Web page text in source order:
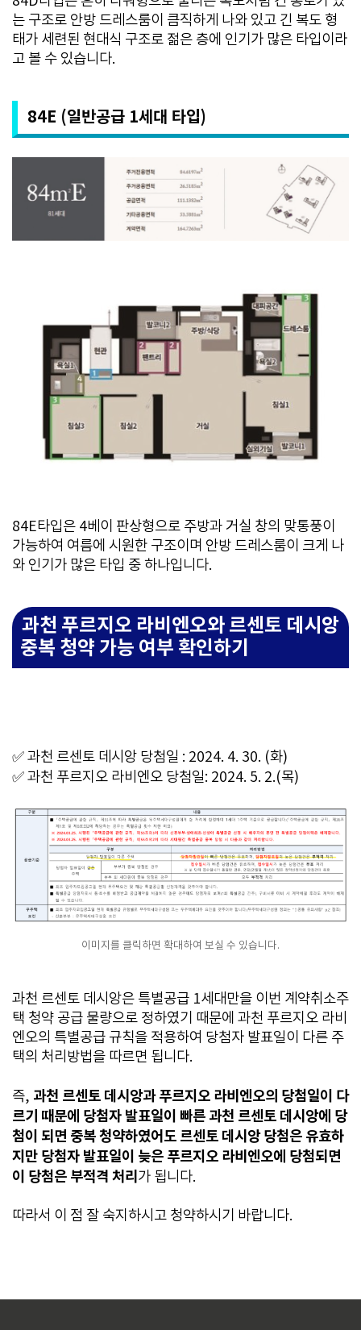
는 구조로 안방 드레스룸이 큼직하게 나와 있고 긴 복도 형
태가 세련된 현대식 구조로 젊은 층에 인기가 많은 타입이라
고 볼 수 있습니다.
84E (일반공급 1세대 타입)
84E타입은 4베이 판상형으로 주방과 거실 창의 맞통풍이
가능하여 여름에 시원한 구조이며 안방 드레스룸이 크게 나
와 인기가 많은 타입 중 하나입니다.
과천 푸르지오 라비엔오와 르센토 데시앙
중복 청약 가능 여부 확인하기
✅ 과천 르센토 데시앙 당첨일 : 2024. 4. 30. (화)
✅ 과천 푸르지오 라비엔오 당첨일: 2024. 5. 2.(목)
이미지를 클릭하면 확대하여 보실 수 있습니다.
과천 르센토 데시앙은 특별공급 1세대만을 이번 계약취소주
택 청약 공급 물량으로 정하였기 때문에 과천 푸르지오 라비
엔오의 특별공급 규칙을 적용하여 당첨자 발표일이 다른 주
택의 처리방법을 따르면 됩니다.
즉, 과천 르센토 데시앙과 푸르지오 라비엔오의 당첨일이 다
르기 때문에 당첨자 발표일이 빠른 과천 르센토 데시앙에 당
첨이 되면 중복 청약하였어도 르센토 데시앙 당첨은 유효하
지만 당첨자 발표일이 늦은 푸르지오 라비엔오에 당첨되면
이 당첨은 부적격 처리 가 됩니다.
따라서 이 점 잘 숙지하시고 청약하시기 바랍니다.